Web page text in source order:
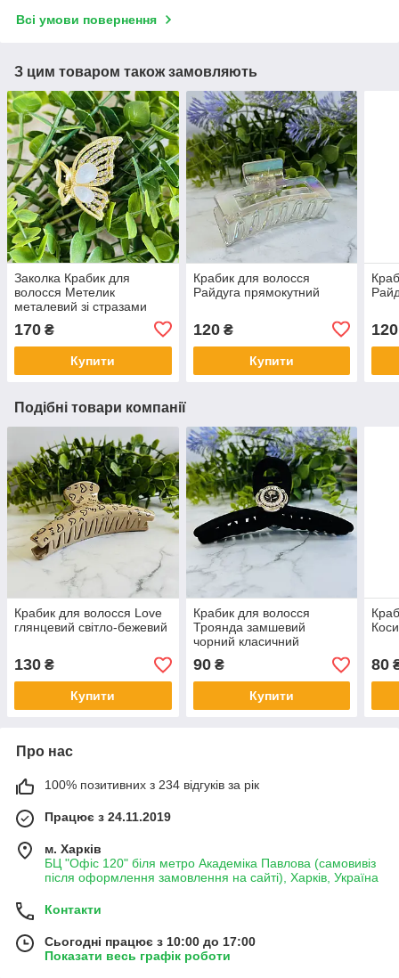
Всі умови повернення
З цим товаром також замовляють
Заколка Крабик для
волосся Метелик
металевий зі стразами
170 ₴
Купити
Крабик для волосся
Райдуга прямокутний
120₴
Купити
120
Подібні товари компанії
Крабик для волосся Love
глянцевий світло-бежевий
130 ₴
Купити
Крабик для волосся
Троянда замшевий
чорний класичний
90₴
Купити
80
Про нас
100% позитивних з 234 відгуків за рік
Працює з 24.11.2019
м. Харків
БЦ "Офіс 120" біля метро Академіка Павлова (самовивіз
після оформлення замовлення на сайті), Харків, Україна
Контакти
Сьогодні працює з 10:00 до 17:00
Показати весь графік роботи